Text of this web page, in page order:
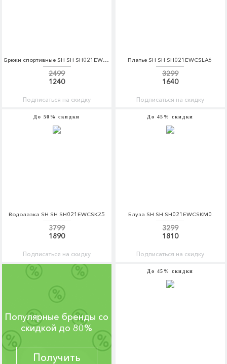
Брюки спортивные SH SH SH021EWCSKN2
2499
1240
Подписаться на скидку
Платье SH SH SH021EWCSLA6
3299
1640
Подписаться на скидку
До 50% скидки
Водолазка SH SH SH021EWCSKZ5
3799
1890
Подписаться на скидку
До 45% скидки
Блуза SH SH SH021EWCSKM0
3299
1810
Подписаться на скидку
Популярные бренды со
скидкой до 80%
Получить
До 45% скидки